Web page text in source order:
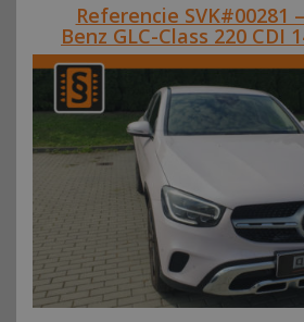
Referencie SVK#00281
Benz GLC-Class 220 CDI